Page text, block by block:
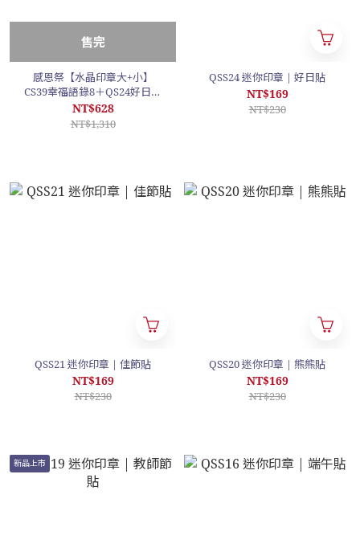
售完
感恩祭【水晶印章大+小】
CS39幸福語錄8＋QS24好日貼
/ 送：SU一字孔 1支 ＃數量有
限 送完為止
NT$628
NT$1,310
QSS24 迷你印章 | 好日貼
NT$169
NT$230
QSS21 迷你印章 | 佳節貼
NT$169
NT$230
QSS20 迷你印章 | 熊熊貼
NT$169
NT$230
新品上市